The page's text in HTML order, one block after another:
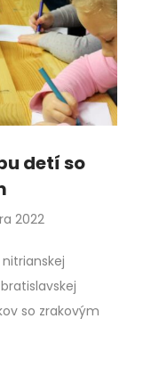
detí so
2022
so zrakovým